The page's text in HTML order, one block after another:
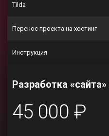
Tilda
Перенос проекта на хостинг
Инструкция
Разработка «сайта»
45 000 ₽